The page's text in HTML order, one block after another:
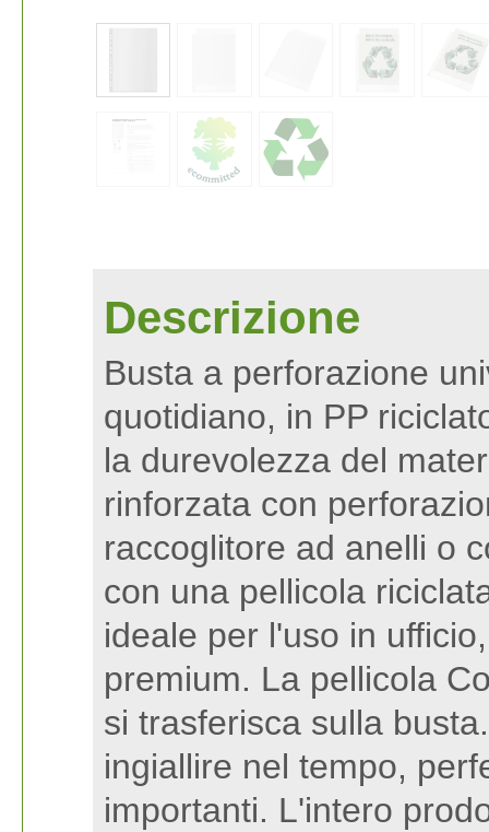
Descrizione
Busta a perforazione
quotidiano, in PP
la durevolezza del
rinforzata con
raccoglitore ad anelli o
con una pellicola
ideale per l'uso in
premium. La pellicola
si trasferisca sulla
ingiallire nel tempo,
importanti. L'intero